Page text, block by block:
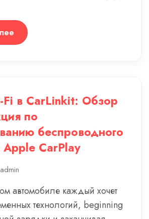
в CarLinkit: Обзор
по
беспроводного
Apple CarPlay
admin
автомобиле каждый хочет
технологий, beginning